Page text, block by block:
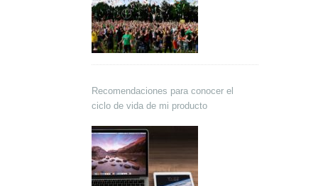
Recomendaciones para conocer el
ciclo de vida de mi producto